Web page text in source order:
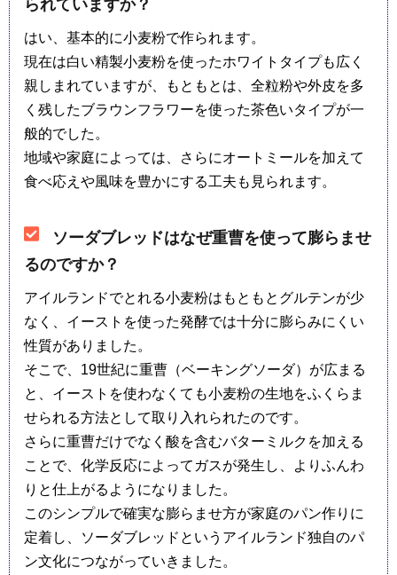
られていますか？
はい、基本的に小麦粉で作られます。
現在は白い精製小麦粉を使ったホワイトタイプも広く
親しまれていますが、もともとは、全粒粉や外皮を多
く残したブラウンフラワーを使った茶色いタイプが一
般的でした。
地域や家庭によっては、さらにオートミールを加えて
食べ応えや風味を豊かにする工夫も見られます。
ソーダブレッドはなぜ重曹を使って膨らませ
るのですか？
アイルランドでとれる小麦粉はもともとグルテンが少
なく、イーストを使った発酵では十分に膨らみにくい
性質がありました。
そこで、19世紀に重曹（ベーキングソーダ）が広まる
と、イーストを使わなくても小麦粉の生地をふくらま
せられる方法として取り入れられたのです。
さらに重曹だけでなく酸を含むバターミルクを加える
ことで、化学反応によってガスが発生し、よりふんわ
りと仕上がるようになりました。
このシンプルで確実な膨らませ方が家庭のパン作りに
定着し、ソーダブレッドというアイルランド独自のパ
ン文化につながっていきました。